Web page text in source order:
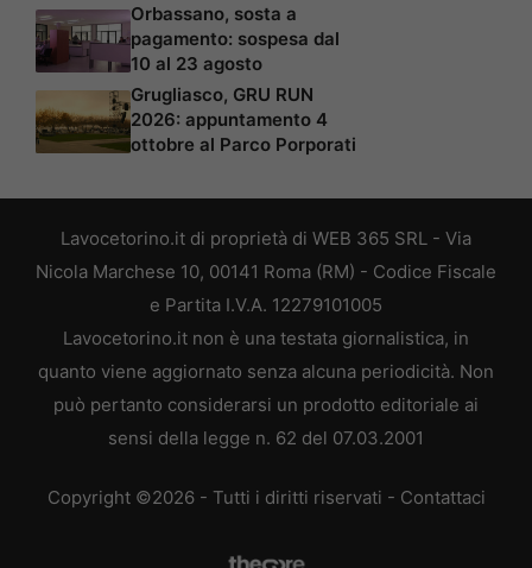
Orbassano, sosta a
pagamento: sospesa dal
10 al 23 agosto
Grugliasco, GRU RUN
2026: appuntamento 4
ottobre al Parco Porporati
Lavocetorino.it di proprietà di WEB 365 SRL - Via
Nicola Marchese 10, 00141 Roma (RM) - Codice Fiscale
e Partita I.V.A. 12279101005
Lavocetorino.it non è una testata giornalistica, in
quanto viene aggiornato senza alcuna periodicità. Non
può pertanto considerarsi un prodotto editoriale ai
sensi della legge n. 62 del 07.03.2001
Copyright ©2026 - Tutti i diritti riservati - Contattaci